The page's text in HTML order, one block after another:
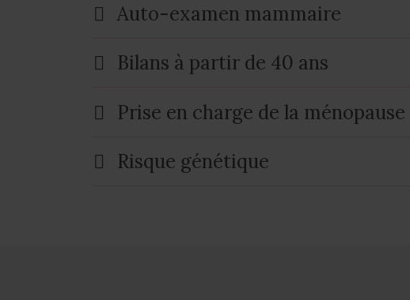
Auto-examen mammaire
Bilans à partir de 40 ans
Prise en charge de la ménopause
Risque génétique